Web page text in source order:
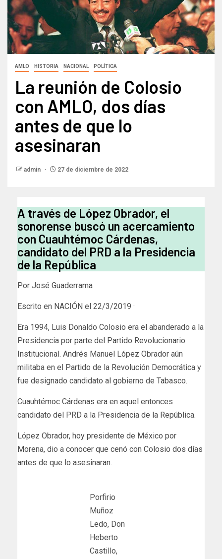
AMLO HISTORIA NACIONAL POLÍTICA
La reunión de Colosio
con AMLO, dos días
antes de que lo
asesinaran
admin 27 de diciembre de 2022
A través de López Obrador, el
sonorense buscó un acercamiento
con Cuauhtémoc Cárdenas,
candidato del PRD a la Presidencia
de la República
Por José Guaderrama
Escrito en NACIÓN el 22/3/2019 ·
Era 1994, Luis Donaldo Colosio era el abanderado a la
Presidencia por parte del Partido Revolucionario
Institucional. Andrés Manuel López Obrador aún
militaba en el Partido de la Revolución Democrática y
fue designado candidato al gobierno de Tabasco.
Cuauhtémoc Cárdenas era en aquel entonces
candidato del PRD a la Presidencia de la República.
López Obrador, hoy presidente de México por
Morena, dio a conocer que cenó con Colosio dos días
antes de que lo asesinaran.
Porfirio
Muñoz
Ledo, Don
Heberto
Castillo,